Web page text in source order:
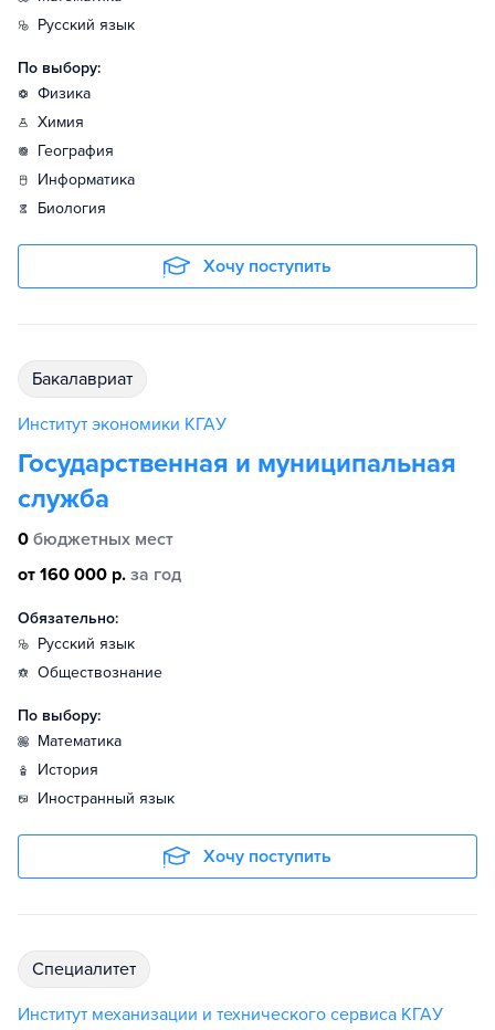
русский язык
По выбору:
физика
химия
география
информатика
биология
Хочу поступить
бакалавриат
Институт экономики КГАУ
Государственная и муниципальная
служба
0 бюджетных мест
от 160 000 р. за год
Обязательно:
русский язык
обществознание
По выбору:
математика
история
иностранный язык
Хочу поступить
специалитет
Институт механизации и технического сервиса КГАУ